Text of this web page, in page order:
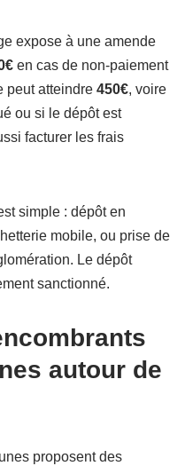
expose à une amende
en cas de non-paiement
peut atteindre 450€, voire
ou si le dépôt est
facturer les frais
simple : dépôt en
mobile, ou prise de
Le dépôt
sanctionné.
autour de
proposent des